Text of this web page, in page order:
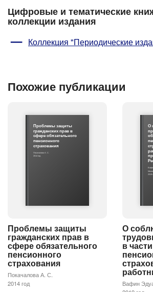
Цифровые и тематические
коллекции издания
Коллекция "Периодические
Похожие публикации
Проблемы защиты
гражданских прав в
сфере обязательного
пенсионного
страхования
Покачалова А. С.
2014 год
Проблемы защиты
гражданских прав в
сфере обязательного
пенсионного
страхования
Покачалова А. С.
2014 год
О
2019
О
в
Вафин